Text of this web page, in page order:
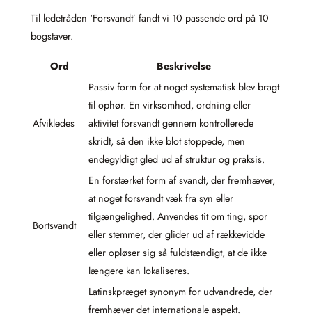
Til ledetråden ‘Forsvandt’ fandt vi 10 passende ord på 10
bogstaver.
Ord Beskrivelse
Afvikledes
Passiv form for at noget systematisk blev bragt
til ophør. En virksomhed, ordning eller
aktivitet forsvandt gennem kontrollerede
skridt, så den ikke blot stoppede, men
endegyldigt gled ud af struktur og praksis.
Bortsvandt
En forstærket form af svandt, der fremhæver,
at noget forsvandt væk fra syn eller
tilgængelighed. Anvendes tit om ting, spor
eller stemmer, der glider ud af rækkevidde
eller opløser sig så fuldstændigt, at de ikke
længere kan lokaliseres.
Latinskpræget synonym for udvandrede, der
fremhæver det internationale aspekt.